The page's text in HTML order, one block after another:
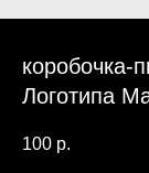
Логотипа
100 р.